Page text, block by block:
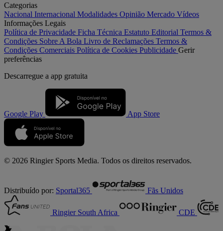
Categorias
Nacional Internacional Modalidades Opinião Mercado Vídeos
Informações Legais
Política de Privacidade Ficha Técnica Estatuto Editorial Termos &
Condições Sobre A Bola Livro de Reclamações Termos &
Condições Comerciais Política de Cookies Publicidade Gerir
preferências
Descarregue a app gratuita
Google Play App Store
© 2026 Ringier Sports Media. Todos os direitos reservados.
Distribuído por: Sportal365 Fãs Unidos
Ringier South Africa CDE